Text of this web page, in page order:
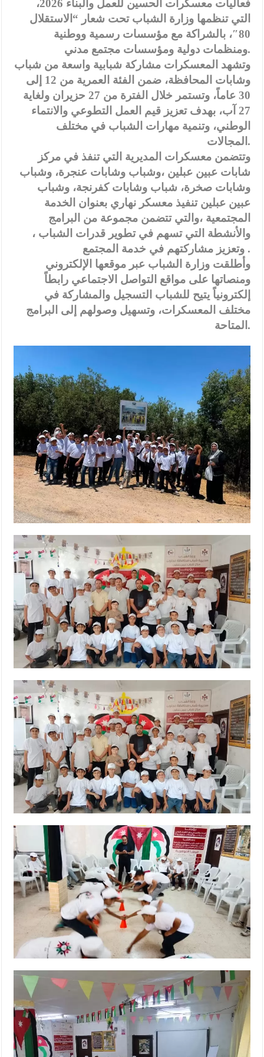
فعاليات معسكرات الحسين للعمل والبناء 2026،
التي تنظمها وزارة الشباب تحت شعار “الاستقلال
80″، بالشراكة مع مؤسسات رسمية ووطنية
ومنظمات دولية ومؤسسات مجتمع مدني.
وتشهد المعسكرات مشاركة شبابية واسعة من شباب
وشابات المحافظة، ضمن الفئة العمرية من 12 إلى
30 عاماً، وتستمر خلال الفترة من 27 حزيران ولغاية
27 آب، بهدف تعزيز قيم العمل التطوعي والانتماء
الوطني، وتنمية مهارات الشباب في مختلف
المجالات.
وتتضمن معسكرات المديرية التي تنفذ في مركز
شابات عبين عبلين ،وشباب وشابات عنجرة، وشباب
وشابات صخرة، شباب وشابات كفرنجة، وشباب
عبين عبلين تنفيذ معسكر نهاري بعنوان الخدمة
المجتمعية ،والتي تتضمن مجموعة من البرامج
والأنشطة التي تسهم في تطوير قدرات الشباب ،
وتعزيز مشاركتهم في خدمة المجتمع .
وأطلقت وزارة الشباب عبر موقعها الإلكتروني
ومنصاتها على مواقع التواصل الاجتماعي رابطاً
إلكترونياً يتيح للشباب التسجيل والمشاركة في
مختلف المعسكرات، وتسهيل وصولهم إلى البرامج
المتاحة.